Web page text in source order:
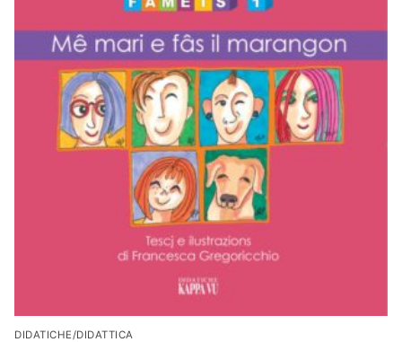
DIDATICHE/DIDATTICA